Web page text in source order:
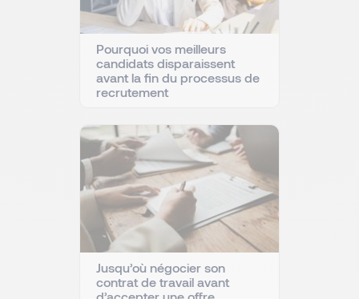
Pourquoi vos meilleurs
candidats disparaissent
avant la fin du processus de
recrutement
Jusqu’où négocier son
contrat de travail avant